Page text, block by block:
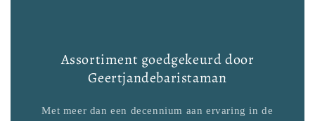
Assortiment goedgekeurd door
Geertjandebaristaman
Met meer dan een decennium aan ervaring in de